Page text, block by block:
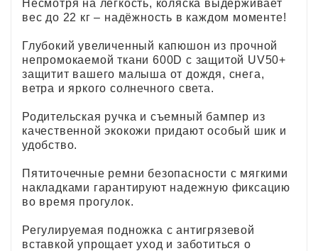
Несмотря на лёгкость, коляска выдерживает
вес до 22 кг – надёжность в каждом моменте!
Глубокий увеличенный капюшон из прочной
непромокаемой ткани 600D с защитой UV50+
защитит вашего малыша от дождя, снега,
ветра и яркого солнечного света.
Родительская ручка и съемный бампер из
качественной экокожи придают особый шик и
удобство.
Пятиточечные ремни безопасности с мягкими
накладками гарантируют надежную фиксацию
во время прогулок.
Регулируемая подножка с антигрязевой
вставкой упрощает уход и заботиться о